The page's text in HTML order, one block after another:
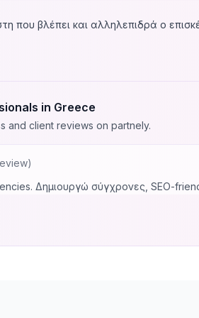
που βλέπει και αλληλεπιδρά ο
in Greece
and client reviews on partnely.
)
Δημιουργώ σύγχρονες, SEO-